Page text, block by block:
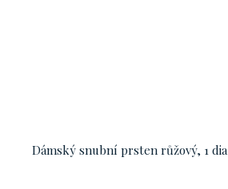
Dámský snubní prsten růžový, 1 dia